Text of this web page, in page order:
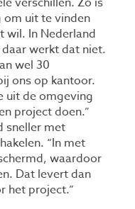
om uit te vinden
wil. In Nederland
werkt dat niet.
wel 30
ons op kantoor.
uit de omgeving
project doen.”
sneller met
“In met
waardoor
Dat levert dan
het project.”